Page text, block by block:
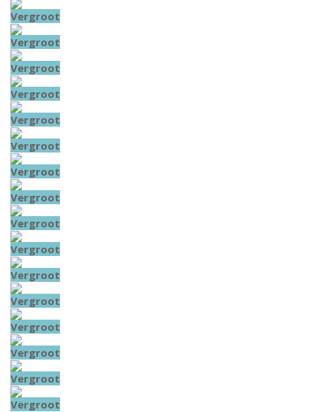
Vergroot
Vergroot
Vergroot
Vergroot
Vergroot
Vergroot
Vergroot
Vergroot
Vergroot
Vergroot
Vergroot
Vergroot
Vergroot
Vergroot
Vergroot
Vergroot